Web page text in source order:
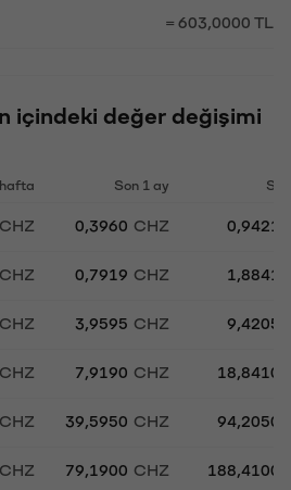
= 603,0000 TL
içindeki değer değişimi
Son 1 ay
CHZ 0,3960 CHZ 0,9421
CHZ 0,7919 CHZ 1,8841
CHZ 3,9595 CHZ 9,4205
CHZ 7,9190 CHZ 18,8410
CHZ 39,5950 CHZ 94,2050
CHZ 79,1900 CHZ 188,4100